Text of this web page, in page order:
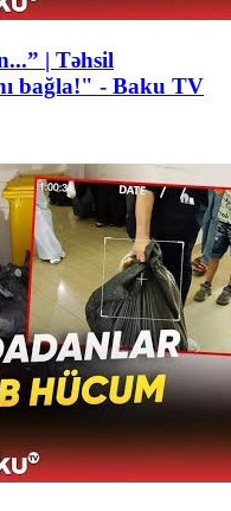
| Təhsil
bağla!" - Baku TV